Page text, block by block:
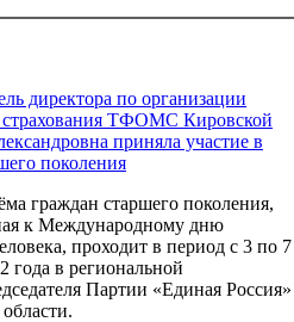
директора по организации
страхования ТФОМС Кировской
приняла участие в
поколения
граждан старшего поколения,
к Международному дню
проходит в период с 3 по 7
года в региональной
Партии «Единая Россия»